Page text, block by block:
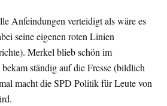
Anfeindungen verteidigt als wäre es
seine eigenen roten Linien
Merkel blieb schön im
ständig auf die Fresse (bildlich
macht die SPD Politik für Leute von